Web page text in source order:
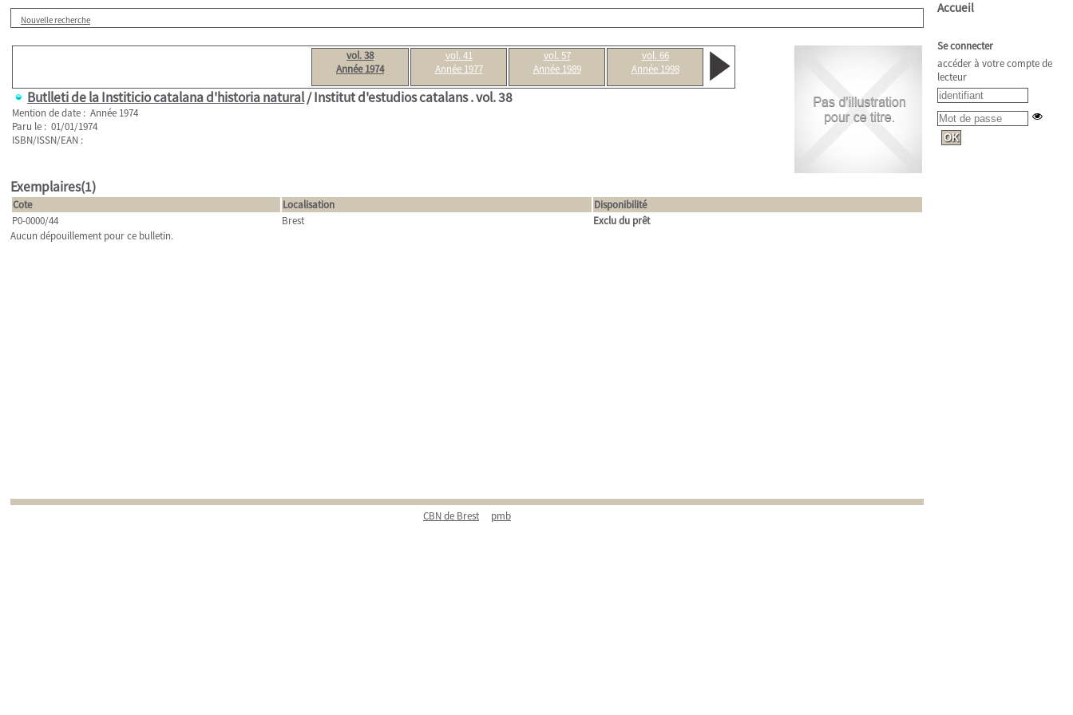
Nouvelle recherche
vol. 38
Année 1974
vol. 41
Année 1977
vol. 57
Année 1989
vol. 66
Année 1998
Butlleti de la Institicio catalana d'historia natural/ Institut d'estudios catalans .vol. 38
Mention de date : Année 1974
Paru le : 01/01/1974
ISBN/ISSN/EAN :
Exemplaires(1)
Cote Localisation
Disponibilité
P0-0000/44
Brest
Exclu du prêt
Aucun dépouillement pour ce bulletin.
CBN de Brest pmb
Accueil
Se connecter
accéder à votre compte de
lecteur